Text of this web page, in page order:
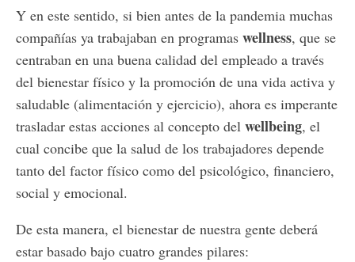
Y en este sentido, si bien antes de la pandemia muchas
compañías ya trabajaban en programas wellness, que se
centraban en una buena calidad del empleado a través
del bienestar físico y la promoción de una vida activa y
saludable (alimentación y ejercicio), ahora es imperante
trasladar estas acciones al concepto del wellbeing, el
cual concibe que la salud de los trabajadores depende
tanto del factor físico como del psicológico, financiero,
social y emocional.
De esta manera, el bienestar de nuestra gente deberá
estar basado bajo cuatro grandes pilares: